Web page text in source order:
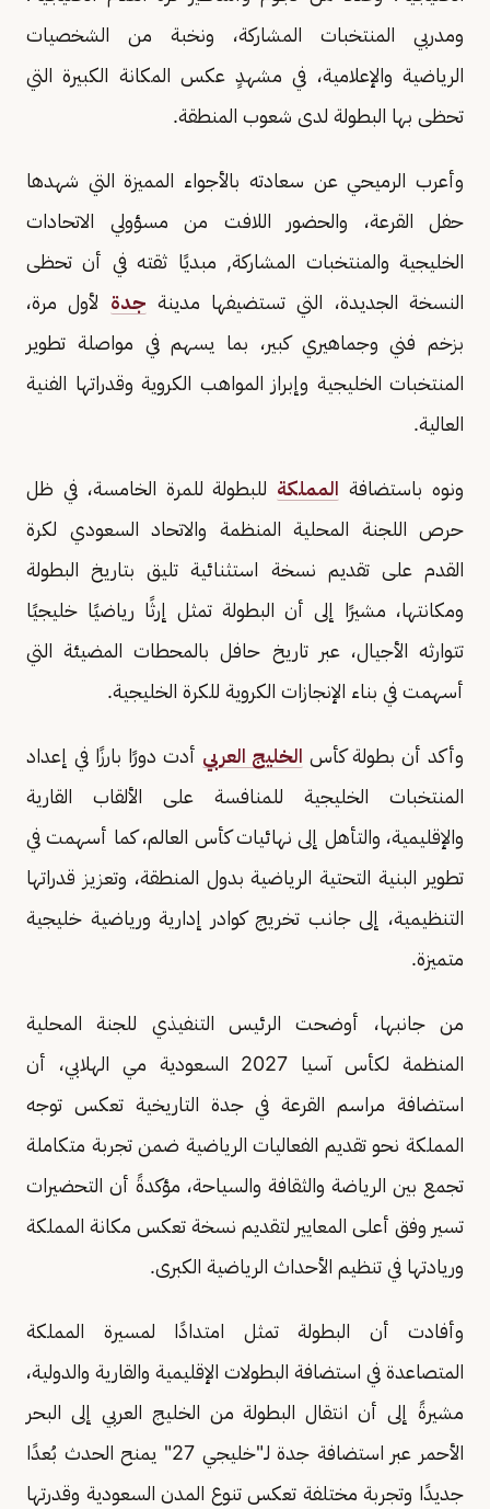
ومدربي المنتخبات المشاركة، ونخبة من الشخصيات
الرياضية والإعلامية، في مشهدٍ عكس المكانة الكبيرة التي
تحظى بها البطولة لدى شعوب المنطقة.
وأعرب الرميحي عن سعادته بالأجواء المميزة التي شهدها
حفل القرعة، والحضور اللافت من مسؤولي الاتحادات
الخليجية والمنتخبات المشاركة, مبديًا ثقته في أن تحظى
النسخة الجديدة، التي تستضيفها مدينة جدة لأول مرة،
بزخم فني وجماهيري كبير، بما يسهم في مواصلة تطوير
المنتخبات الخليجية وإبراز المواهب الكروية وقدراتها الفنية
العالية.
ونوه باستضافة المملكة للبطولة للمرة الخامسة، في ظل
حرص اللجنة المحلية المنظمة والاتحاد السعودي لكرة
القدم على تقديم نسخة استثنائية تليق بتاريخ البطولة
ومكانتها، مشيرًا إلى أن البطولة تمثل إرثًا رياضيًا خليجيًا
تتوارثه الأجيال، عبر تاريخ حافل بالمحطات المضيئة التي
أسهمت في بناء الإنجازات الكروية للكرة الخليجية.
وأكد أن بطولة كأس الخليج العربي أدت دورًا بارزًا في إعداد
المنتخبات الخليجية للمنافسة على الألقاب القارية
والإقليمية، والتأهل إلى نهائيات كأس العالم، كما أسهمت في
تطوير البنية التحتية الرياضية بدول المنطقة، وتعزيز قدراتها
التنظيمية، إلى جانب تخريج كوادر إدارية ورياضية خليجية
متميزة.
من جانبها، أوضحت الرئيس التنفيذي للجنة المحلية
المنظمة لكأس آسيا 2027 السعودية مي الهلابي، أن
استضافة مراسم القرعة في جدة التاريخية تعكس توجه
المملكة نحو تقديم الفعاليات الرياضية ضمن تجربة متكاملة
تجمع بين الرياضة والثقافة والسياحة، مؤكدةً أن التحضيرات
تسير وفق أعلى المعايير لتقديم نسخة تعكس مكانة المملكة
وريادتها في تنظيم الأحداث الرياضية الكبرى.
وأفادت أن البطولة تمثل امتدادًا لمسيرة المملكة
المتصاعدة في استضافة البطولات الإقليمية والقارية والدولية،
مشيرةً إلى أن انتقال البطولة من الخليج العربي إلى البحر
الأحمر عبر استضافة جدة لـ"خليجي 27" يمنح الحدث بُعدًا
جديدًا وتجربة مختلفة تعكس تنوع المدن السعودية وقدرتها